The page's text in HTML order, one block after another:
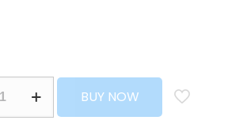
BUY NOW